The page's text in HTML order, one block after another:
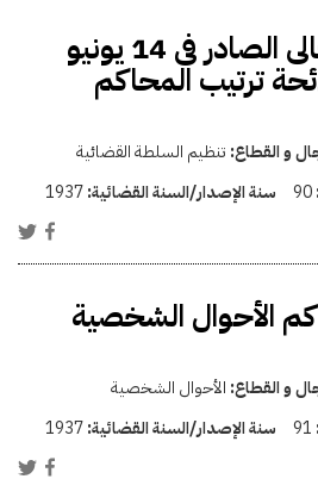
تعديل الأمر العالى الصادر فى 14 يونيو
بلائحة ترتيب المحاكم
و القطاع: تنظيم السلطة القضائية
90 سنة الإصدار/السنة القضائية:1937
الأحوال الشخصية
و القطاع: الأحوال الشخصية
91 سنة الإصدار/السنة القضائية:1937